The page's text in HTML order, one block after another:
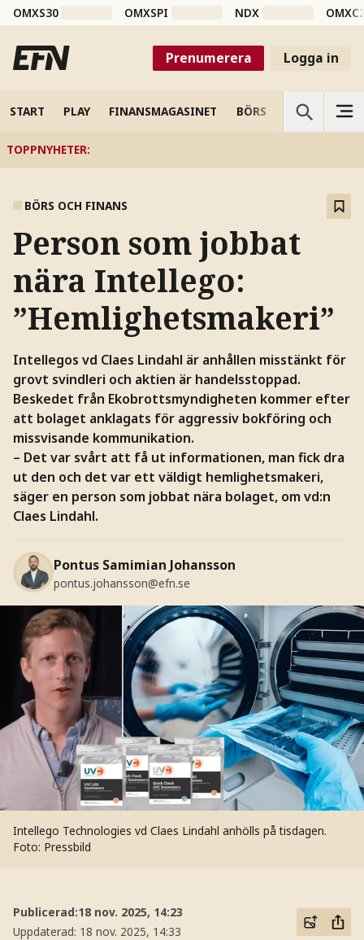
OMXS30 OMXSPI NDX
Prenumerera Logga in
START PLAY FINANSMAGASINET BÖRS VETENSKAP
TOPPNYHETER:
BÖRS OCH FINANS
Person som jobbat
nära Intellego:
”Hemlighetsmakeri”
Intellegos vd Claes Lindahl är anhållen misstänkt för
grovt svindleri och aktien är handelsstoppad.
Beskedet från Ekobrottsmyndigheten kommer efter
att bolaget anklagats för aggressiv bokföring och
missvisande kommunikation.
– Det var svårt att få ut informationen, man fick dra
ut den och det var ett väldigt hemlighetsmakeri,
säger en person som jobbat nära bolaget, om vd:n
Claes Lindahl.
Pontus Samimian Johansson
pontus.johansson@efn.se
Intellego Technologies vd Claes Lindahl anhölls på tisdagen.
Foto: Pressbild
Publicerad:18 nov. 2025, 14:23
Uppdaterad: 18 nov. 2025, 14:33